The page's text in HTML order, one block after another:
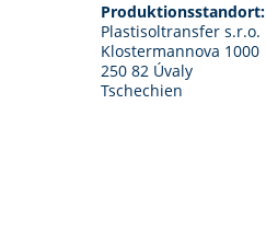
Produktionsstandort:
Plastisoltransfer s.r.o.
Klostermannova 1000
250 82 Úvaly
Tschechien